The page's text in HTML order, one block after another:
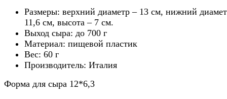
Размеры: верхний диаметр – 13 см, нижний
11,6 см, высота – 7 см.
Выход сыра: до 700 г
Материал: пищевой пластик
Вес: 60 г
Производитель: Италия
Форма для сыра 12*6,3